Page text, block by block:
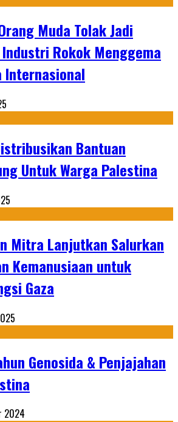
Muda Tolak Jadi
Rokok Menggema
Internasional
Bantuan
Untuk Warga Palestina
Mitra Lanjutkan Salurkan
Kemanusiaan untuk
Gaza
Genosida & Penjajahan
2024